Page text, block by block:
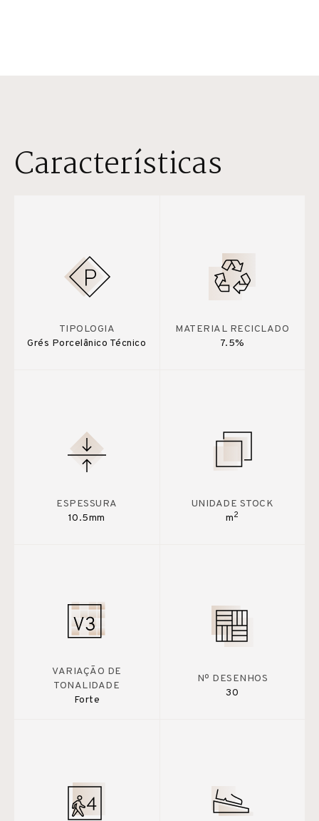
Características
TIPOLOGIA
Grés Porcelânico Técnico
MATERIAL RECICLADO
7.5%
ESPESSURA
10.5mm
UNIDADE STOCK
m2
VARIAÇÃO DE
TONALIDADE
Forte
Nº DESENHOS
30